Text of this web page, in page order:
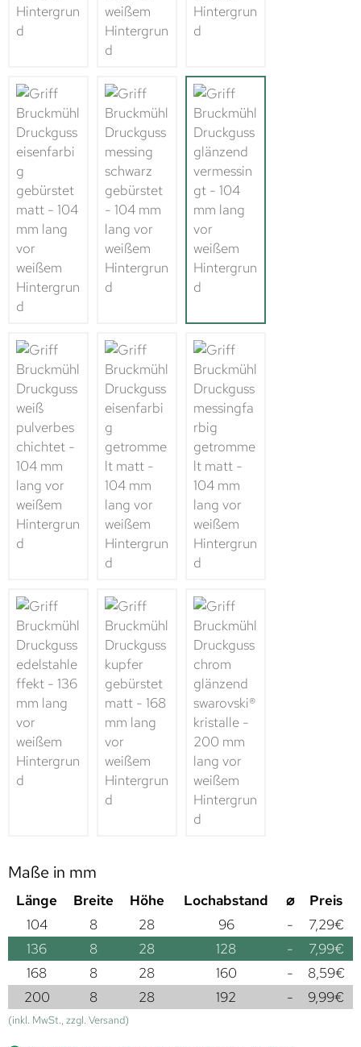
Maße in mm
Länge Breite Höhe Lochabstand ⌀
Preis
104
8 28 96 - 7,29€
136
8 28 128 - 7,99€
168
8 28 160 - 8,59€
200
8 28 192 - 9,99€
(inkl. MwSt., zzgl. Versand)